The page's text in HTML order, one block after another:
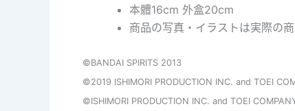
本體16cm 外盒20cm
商品の写真・イラストは実際の
©BANDAI SPIRITS 2013
©2019 ISHIMORI PRODUCTION INC. and TOEI
©ISHIMORI PRODUCTION INC. and TOEI